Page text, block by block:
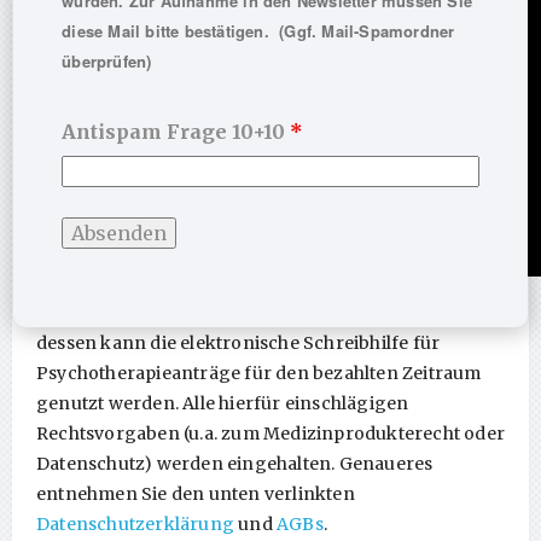
dessen kann die elektronische Schreibhilfe für
Psychotherapieanträge für den bezahlten Zeitraum
genutzt werden. Alle hierfür einschlägigen
Rechtsvorgaben (u.a. zum Medizinprodukterecht oder
Datenschutz) werden eingehalten. Genaueres
entnehmen Sie den unten verlinkten
Datenschutzerklärung undAGBs.
diese Mail bitte bestätigen. (Ggf. Mail-Spamordner
überprüfen)
Antispam Frage 10+10 *